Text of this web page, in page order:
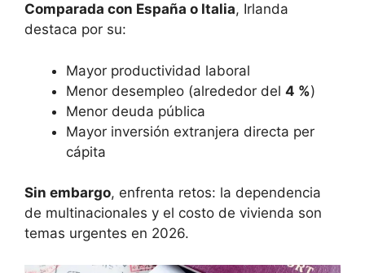
Comparada con España o Italia, Irlanda
destaca por su:
Mayor productividad laboral
Menor desempleo (alrededor del 4 %)
Menor deuda pública
Mayor inversión extranjera directa per
cápita
Sin embargo, enfrenta retos: la dependencia
de multinacionales y el costo de vivienda son
temas urgentes en 2026.